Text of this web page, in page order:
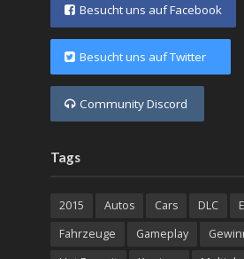
Besucht uns auf Facebook
Besucht uns auf Twitter
Community Discord
Tags
2015 Autos Cars DLC
Fahrzeuge
Gameplay